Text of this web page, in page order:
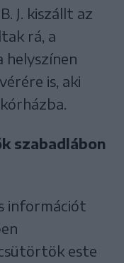
J. kiszállt az
rá, a
helyszínen
is, aki
szabadlábon
információt
este